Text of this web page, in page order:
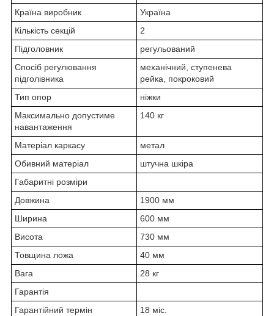
Країна виробник
Україна
Кількість секцій
2
Підголовник
регульований
Спосіб регулювання
підголівника
механічний, ступенева
рейка, покроковий
Тип опор
ніжки
Максимально допустиме
навантаження
140 кг
Матеріал каркасу
метал
Обивний матеріал
штучна шкіра
Габаритні розміри
Довжина
1900 мм
Ширина
600 мм
Висота
730 мм
Товщина ложа
40 мм
Вага
28 кг
Гарантія
Гарантійний термін
18 міс.